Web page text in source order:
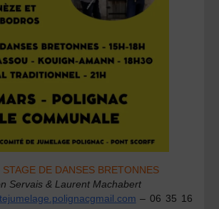
DE DANSES BRETONNES
Servais & Laurent Machabert
– 06 35 16